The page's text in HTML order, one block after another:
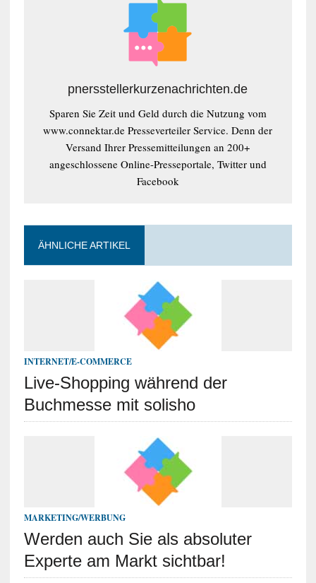
pnersstellerkurzenachrichten.de
Sparen Sie Zeit und Geld durch die Nutzung vom
www.connektar.de Presseverteiler Service. Denn der
Versand Ihrer Pressemitteilungen an 200+
angeschlossene Online-Presseportale, Twitter und
Facebook
ÄHNLICHE ARTIKEL
INTERNET/E-COMMERCE
Live-Shopping während der
Buchmesse mit solisho
MARKETING/WERBUNG
Werden auch Sie als absoluter
Experte am Markt sichtbar!